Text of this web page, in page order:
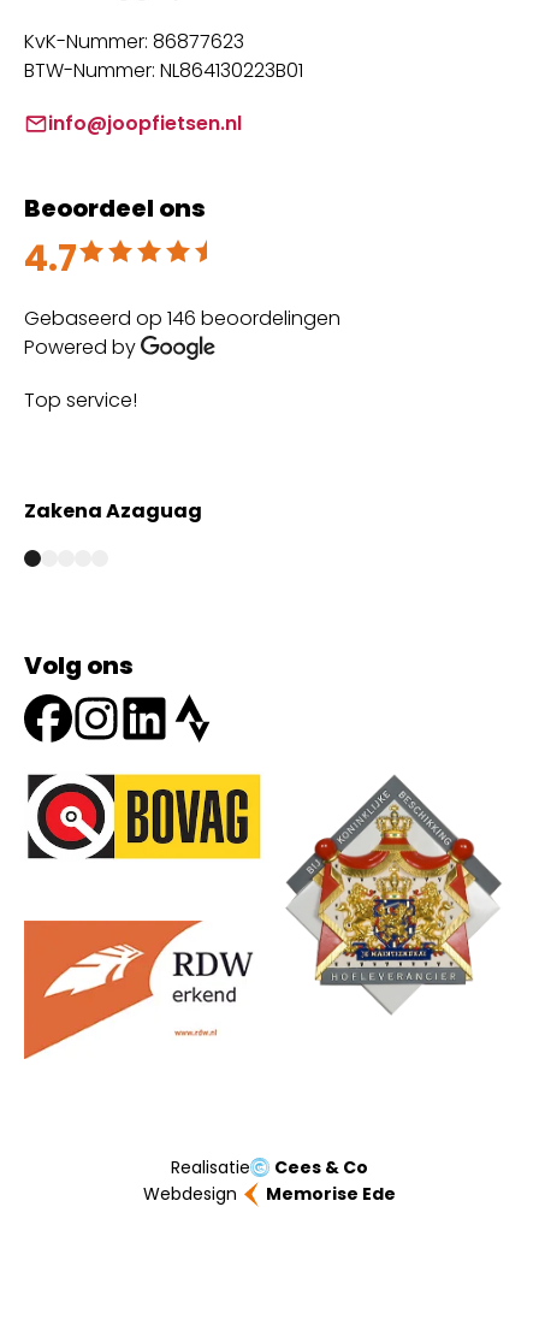
KvK-Nummer: 86877623
BTW-Nummer: NL864130223B01
info@joopfietsen.nl
Beoordeel ons
4.7
Beoordeeld met 4.7 uit 5
Gebaseerd op 146 beoordelingen
Powered by
Top service!
Zakena Azaguag
Volg ons
Onze partners
Realisatie
Cees & Co
Webdesign
Memorise Ede